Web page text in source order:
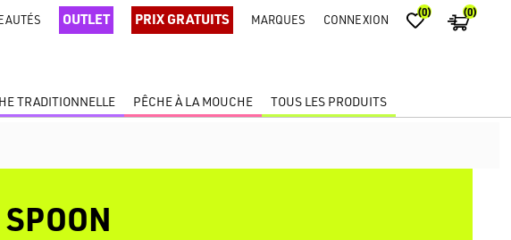
OUTLET PRIX GRATUITS MARQUES CONNEXION (0) (0)
TRADITIONNELLE PÊCHE À LA MOUCHE TOUS LES PRODUITS